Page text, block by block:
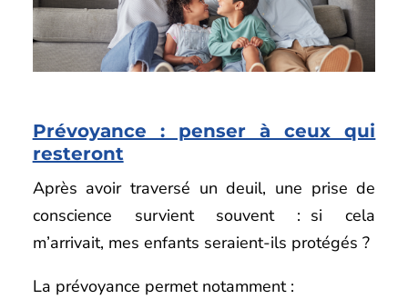
Prévoyance : penser à ceux qui
resteront
Après avoir traversé un deuil, une prise de
conscience survient souvent : si cela
m’arrivait, mes enfants seraient-ils protégés ?
La prévoyance permet notamment :